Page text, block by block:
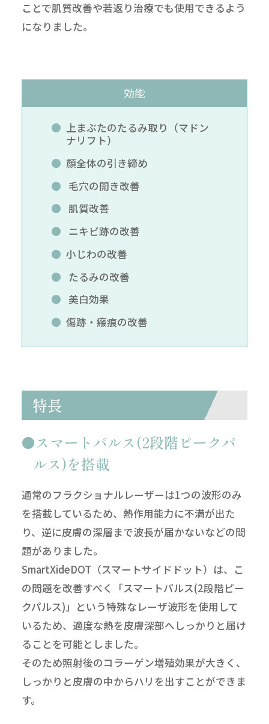
ことで肌質改善や若返り治療でも使用できるよう
になりました。
効能
上まぶたのたるみ取り（マドン
ナリフト）
顔全体の引き締め
毛穴の開き改善
肌質改善
ニキビ跡の改善
小じわの改善
たるみの改善
美白効果
傷跡・瘢痕の改善
特長
スマートパルス(2段階ピークパ
ルス)を搭載
通常のフラクショナルレーザーは1つの波形のみ
を搭載しているため、熱作用能力に不満が出た
り、逆に皮膚の深層まで波長が届かないなどの問
題がありました。
SmartXideDOT（スマートサイドドット）は、こ
の問題を改善すべく「スマートパルス(2段階ピー
クパルス)」という特殊なレーザ波形を使用して
いるため、適度な熱を皮膚深部へしっかりと届け
ることを可能としました。
そのため照射後のコラーゲン増殖効果が大きく、
しっかりと皮膚の中からハリを出すことができま
す。